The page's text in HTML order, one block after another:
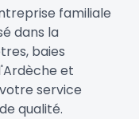
familiale
dans la
baies
et
service
qualité.